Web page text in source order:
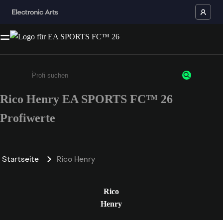
Gib mindestens 3 Zeichen oder Ziffern ein
Rico Henry EA SPORTS FC™ 26
Profiwerte
Startseite Rico Henry
Rico
Henry